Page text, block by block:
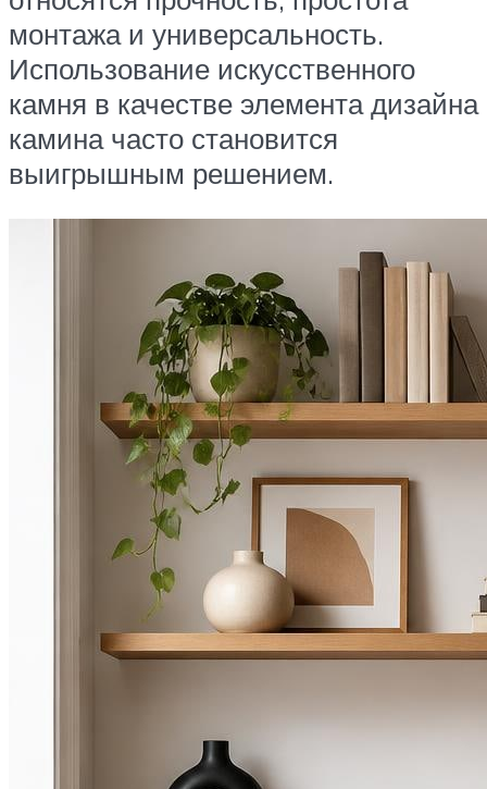
монтажа и универсальность.
Использование искусственного
камня в качестве элемента дизайна
камина часто становится
выигрышным решением.